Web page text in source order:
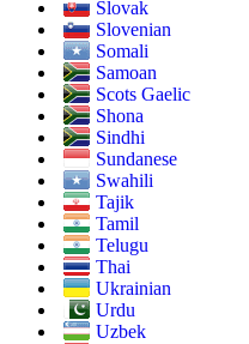
Slovak
Slovenian
Somali
Samoan
Scots Gaelic
Shona
Sindhi
Sundanese
Swahili
Tajik
Tamil
Telugu
Thai
Ukrainian
Urdu
Uzbek